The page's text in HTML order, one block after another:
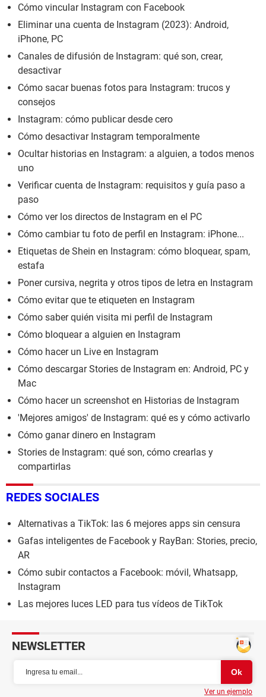
Cómo vincular Instagram con Facebook
Eliminar una cuenta de Instagram (2023): Android,
iPhone, PC
Canales de difusión de Instagram: qué son, crear,
desactivar
Cómo sacar buenas fotos para Instagram: trucos y
consejos
Instagram: cómo publicar desde cero
Cómo desactivar Instagram temporalmente
Ocultar historias en Instagram: a alguien, a todos menos
uno
Verificar cuenta de Instagram: requisitos y guía paso a
paso
Cómo ver los directos de Instagram en el PC
Cómo cambiar tu foto de perfil en Instagram: iPhone...
Etiquetas de Shein en Instagram: cómo bloquear, spam,
estafa
Poner cursiva, negrita y otros tipos de letra en Instagram
Cómo evitar que te etiqueten en Instagram
Cómo saber quién visita mi perfil de Instagram
Cómo bloquear a alguien en Instagram
Cómo hacer un Live en Instagram
Cómo descargar Stories de Instagram en: Android, PC y
Mac
Cómo hacer un screenshot en Historias de Instagram
'Mejores amigos' de Instagram: qué es y cómo activarlo
Cómo ganar dinero en Instagram
Stories de Instagram: qué son, cómo crearlas y
compartirlas
REDES SOCIALES
Alternativas a TikTok: las 6 mejores apps sin censura
Gafas inteligentes de Facebook y RayBan: Stories, precio,
AR
Cómo subir contactos a Facebook: móvil, Whatsapp,
Instagram
Las mejores luces LED para tus vídeos de TikTok
NEWSLETTER
Ver un ejemplo